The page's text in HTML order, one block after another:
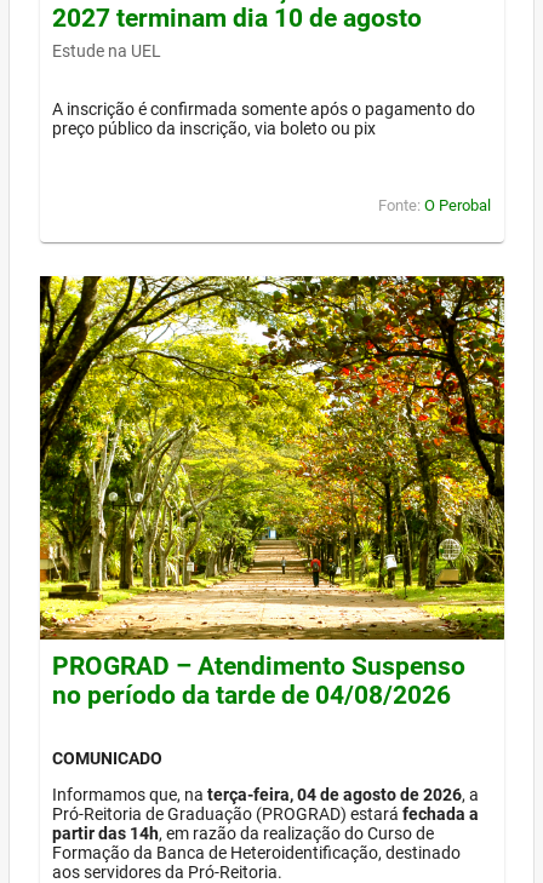
2027 terminam dia 10 de agosto
Estude na UEL
A inscrição é confirmada somente após o pagamento do
preço público da inscrição, via boleto ou pix
Fonte: O Perobal
PROGRAD – Atendimento Suspenso
no período da tarde de 04/08/2026
COMUNICADO
Informamos que, na terça-feira, 04 de agosto de 2026, a
Pró-Reitoria de Graduação (PROGRAD) estará fechada a
partir das 14h, em razão da realização do Curso de
Formação da Banca de Heteroidentificação, destinado
aos servidores da Pró-Reitoria.